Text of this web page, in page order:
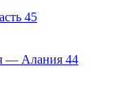
45
— Алания 44